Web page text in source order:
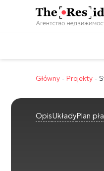
Główny - Projekty -
OpisUkładyPlan